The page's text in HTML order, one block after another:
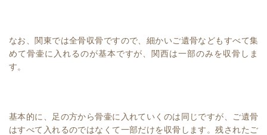
なお、関東では全骨収骨ですので、細かいご遺骨などもすべて集
めて骨壷に入れるのが基本ですが、関西は一部のみを収骨しま
す。
基本的に、足の方から骨壷に入れていくのは同じですが、ご遺骨
はすべて入れるのではなくて一部だけを収骨します。残されたご